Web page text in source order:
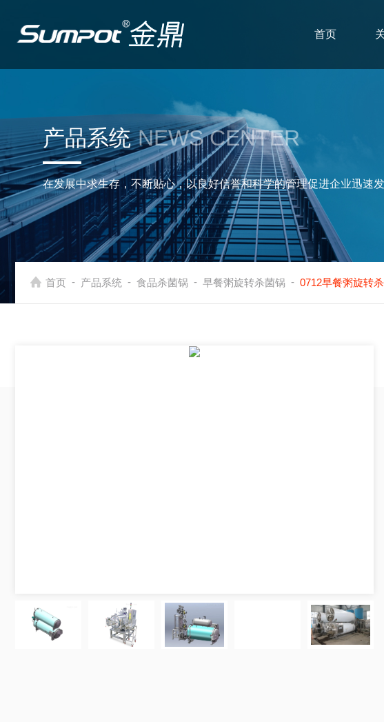
首页
产品系统 NEWS CENTER
在发展中求生存，不断贴心，以良好信誉和科学的管理促进企业迅速
首页 - 产品系统 - 食品杀菌锅 - 早餐粥旋转杀菌锅 - 0712早餐粥旋转